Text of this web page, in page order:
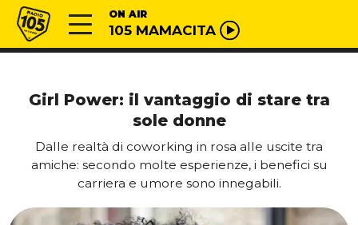
Vai al contenuto
Radio 105 ON AIR
105 MAMACITA
Girl Power: il vantaggio di stare tra
sole donne
Dalle realtà di coworking in rosa alle uscite tra
amiche: secondo molte esperienze, i benefici su
carriera e umore sono innegabili.